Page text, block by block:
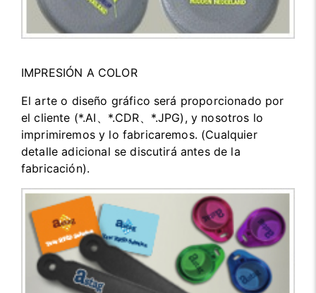
IMPRESIÓN A COLOR
El arte o diseño gráfico será proporcionado por
el cliente (*.AI、*.CDR、*.JPG), y nosotros lo
imprimiremos y lo fabricaremos. (Cualquier
detalle adicional se discutirá antes de la
fabricación).